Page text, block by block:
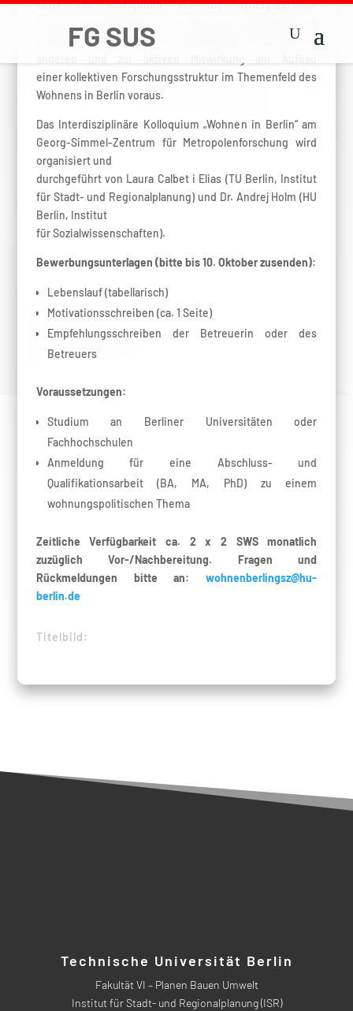
setzt das Kolloquium auf die Synergieeffekte
setzt die Bereitschaft zum inhaltlichen Austausch mit
einer kollektiven Forschungsstruktur im Themenfeld des
Wohnens in Berlin voraus.
Das Interdisziplinäre Kolloquium „Wohnen in Berlin“ am
Georg-Simmel-Zentrum für Metropolenforschung wird
organisiert und
durchgeführt von Laura Calbet i Elias (TU Berlin, Institut
für Stadt- und Regionalplanung) und Dr. Andrej Holm (HU
Berlin, Institut
für Sozialwissenschaften).
Bewerbungsunterlagen (bitte bis 10. Oktober zusenden):
Lebenslauf (tabellarisch)
Motivationsschreiben (ca. 1 Seite)
Empfehlungsschreiben der Betreuerin oder des
Betreuers
Voraussetzungen:
Studium an Berliner Universitäten oder
Fachhochschulen
Anmeldung für eine Abschluss- und
Qualifikationsarbeit (BA, MA, PhD) zu einem
wohnungspolitischen Thema
Zeitliche Verfügbarkeit ca. 2 x 2 SWS monatlich
zuzüglich Vor-/Nachbereitung. Fragen und
Rückmeldungen bitte an:wohnenberlingsz@hu-
berlin.de
Titelbild:
Technische Universität Berlin
Fakultät VI – Planen Bauen Umwelt
Institut für Stadt- und Regionalplanung (ISR)